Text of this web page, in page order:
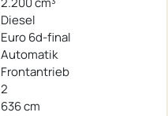
Diesel
Euro 6d-final
Automatik
Frontantrieb
2
636 cm